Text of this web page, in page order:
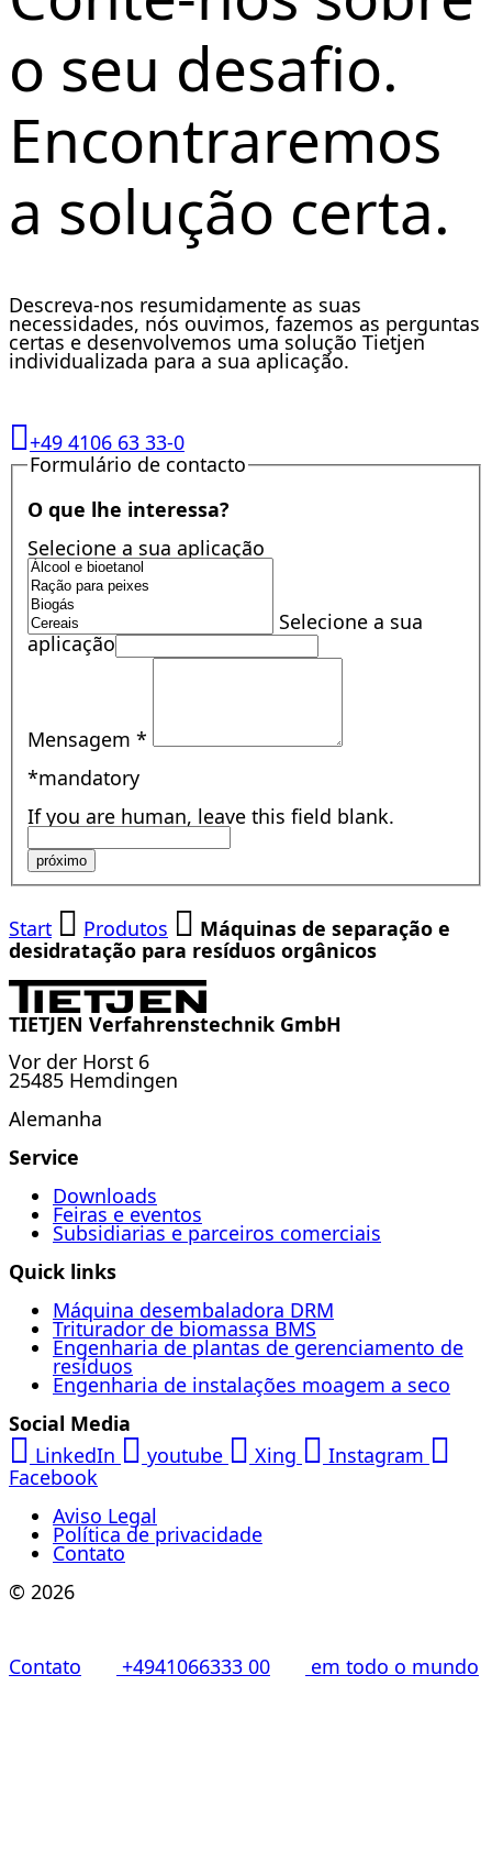
o seu desafio.
Encontraremos
a solução certa.
Descreva-nos resumidamente as suas
necessidades, nós ouvimos, fazemos as perguntas
certas e desenvolvemos uma solução Tietjen
individualizada para a sua aplicação.
+49 4106 63 33-0
Formulário de contacto
O que lhe interessa?
Selecione a sua aplicação
Selecione a sua
aplicação
Mensagem*
*mandatory
If you are human, leave this field blank.
próximo
Start Produtos
Máquinas de separação e
desidratação para resíduos orgânicos
TIETJEN Verfahrenstechnik GmbH
Vor der Horst 6
25485 Hemdingen
Alemanha
Service
Downloads
Feiras e eventos
Subsidiarias e parceiros comerciais
Quick links
Máquina desembaladora DRM
Triturador de biomassa BMS
Engenharia de plantas de gerenciamento de
resíduos
Engenharia de instalações moagem a seco
Social Media
LinkedIn
youtube Xing
Instagram
Facebook
Aviso Legal
Política de privacidade
Contato
© 2026
Contato +4941066333 00 em todo o mundo